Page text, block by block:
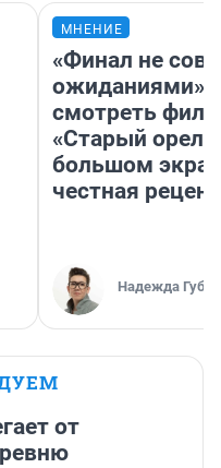
МНЕНИЕ
«Финал не
ожиданиями»:
смотреть
«Старый орел»
большом
честная
Надежда
от